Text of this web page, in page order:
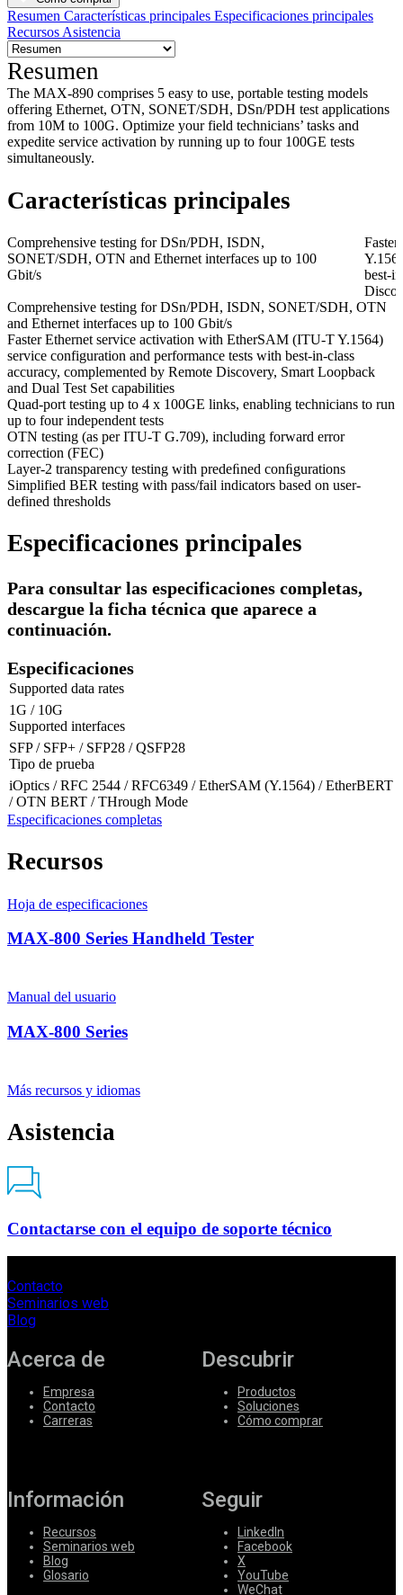
Resumen Características principales Especificaciones principales
Recursos Asistencia
Resumen
The MAX-890 comprises 5 easy to use, portable testing models
offering Ethernet, OTN, SONET/SDH, DSn/PDH test applications
from 10M to 100G. Optimize your field technicians’ tasks and
expedite service activation by running up to four 100GE tests
simultaneously.
Características principales
Comprehensive testing for DSn/PDH, ISDN,
SONET/SDH, OTN and Ethernet interfaces up to 100
Gbit/s
best-
Comprehensive testing for DSn/PDH, ISDN, SONET/SDH, OTN
and Ethernet interfaces up to 100 Gbit/s
Faster Ethernet service activation with EtherSAM (ITU-T Y.1564)
service configuration and performance tests with best-in-class
accuracy, complemented by Remote Discovery, Smart Loopback
and Dual Test Set capabilities
Quad-port testing up to 4 x 100GE links, enabling technicians to run
up to four independent tests
OTN testing (as per ITU-T G.709), including forward error
correction (FEC)
Layer-2 transparency testing with predeﬁned conﬁgurations
Simplified BER testing with pass/fail indicators based on user-
defined thresholds
Especificaciones principales
Para consultar las especificaciones completas,
descargue la ficha técnica que aparece a
continuación.
Especificaciones
Supported data rates
1G / 10G
Supported interfaces
SFP / SFP+ / SFP28 / QSFP28
Tipo de prueba
iOptics / RFC 2544 / RFC6349 / EtherSAM (Y.1564) / EtherBERT
/ OTN BERT / THrough Mode
Especificaciones completas
Recursos
Hoja de especificaciones
MAX-800 Series Handheld Tester
Manual del usuario
MAX-800 Series
Más recursos y idiomas
Asistencia
Contactarse con el equipo de soporte técnico
Contacto
Seminarios web
Blog
Acerca de
Empresa
Contacto
Carreras
Descubrir
Productos
Soluciones
Cómo comprar
Información
Recursos
Seminarios web
Blog
Glosario
Seguir
LinkedIn
Facebook
X
YouTube
WeChat